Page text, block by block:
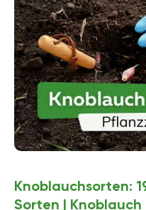
Knoblauchsorten:
Sorten | Knoblauch